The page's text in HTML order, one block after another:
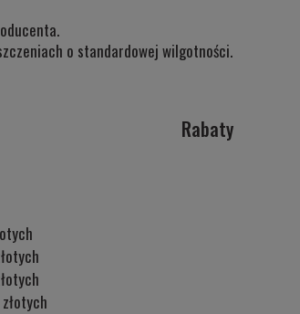
o standardowej wilgotności.
Rabaty